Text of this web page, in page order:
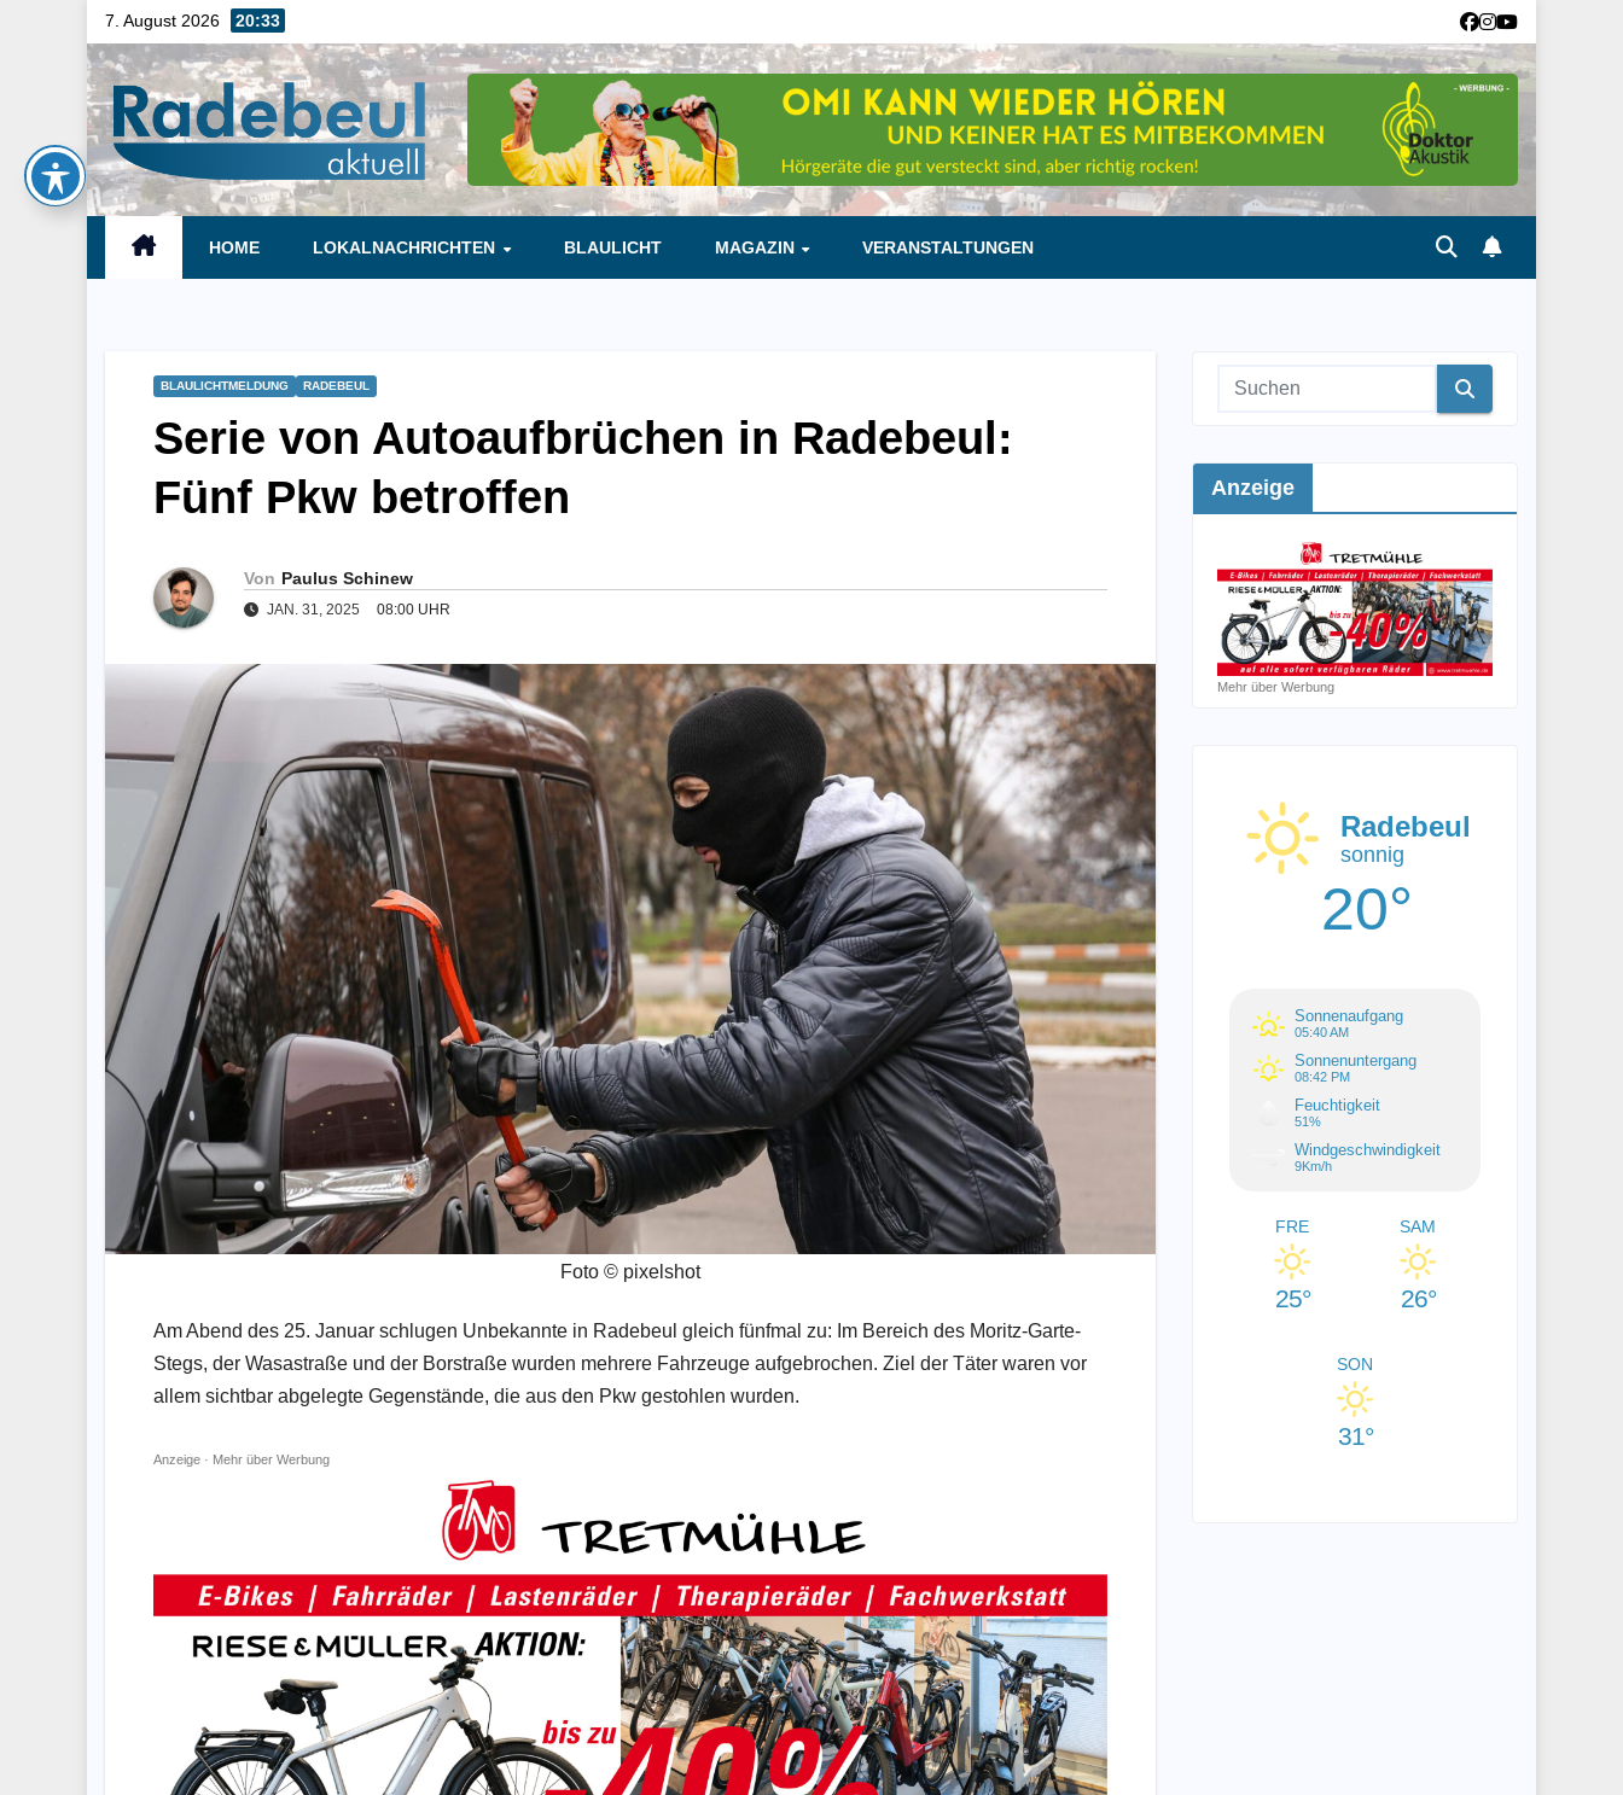
7. August 2026 20:33
HOME LOKALNACHRICHTEN BLAULICHT MAGAZIN VERANSTALTUNGEN
BLAULICHTMELDUNG RADEBEUL
Serie von Autoaufbrüchen in Radebeul:
Fünf Pkw betroffen
Von Paulus Schinew
JAN. 31, 2025 08:00 UHR
Foto © pixelshot
Am Abend des 25. Januar schlugen Unbekannte in Radebeul gleich fünfmal zu: Im Bereich des Moritz-Garte-
Stegs, der Wasastraße und der Borstraße wurden mehrere Fahrzeuge aufgebrochen. Ziel der Täter waren vor
allem sichtbar abgelegte Gegenstände, die aus den Pkw gestohlen wurden.
Anzeige · Mehr über Werbung
Anzeige
Mehr über Werbung
Radebeul
sonnig
20°
Sonnenaufgang
05:40 AM
Sonnenuntergang
08:42 PM
Feuchtigkeit
51%
Windgeschwindigkeit
9Km/h
FRE
25°
SAM
26°
SON
31°